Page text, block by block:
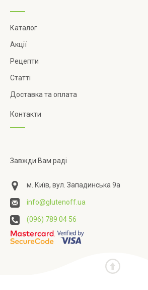
Каталог
Акції
Рецепти
Статті
Доставка та оплата
Контакти
Завжди Вам раді
м. Київ, вул. Западинська 9а
info@glutenoff.ua
(096) 789 04 56